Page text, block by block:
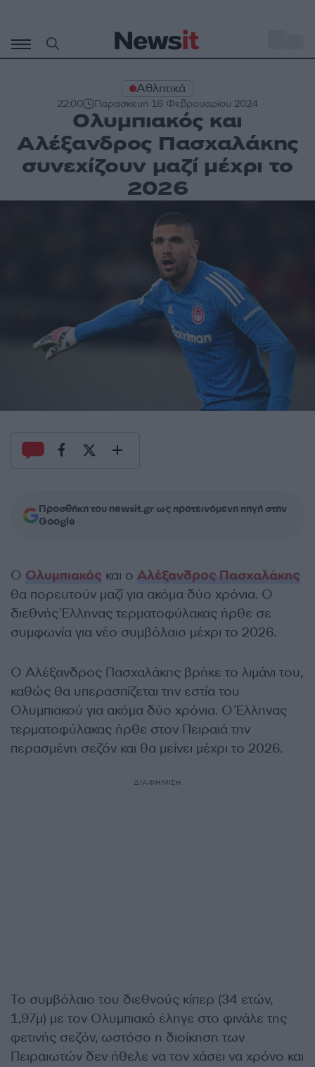
περιεχόμενο
Αθλητικά
22:00 Παρασκευή 16 Φεβρουαρίου 2024
Ολυμπιακός και
Αλέξανδρος Πασχαλάκης
συνεχίζουν μαζί μέχρι το
2026
Προσθήκη του newsit.gr ως προτεινόμενη πηγή στην
Google
Ο Ολυμπιακός και ο Αλέξανδρος Πασχαλάκης
θα πορευτούν μαζί για ακόμα δύο χρόνια. Ο
διεθνής Έλληνας τερματοφύλακας ήρθε σε
συμφωνία για νέο συμβόλαιο μέχρι το 2026.
Ο Αλέξανδρος Πασχαλάκης βρήκε το λιμάνι του,
καθώς θα υπερασπίζεται την εστία του
Ολυμπιακού για ακόμα δύο χρόνια. Ο Έλληνας
τερματοφύλακας ήρθε στον Πειραιά την
περασμένη σεζόν και θα μείνει μέχρι το 2026.
ΔΙΑΦΗΜΙΣΗ
Το συμβόλαιο του διεθνούς κίπερ (34 ετών,
1,97μ) με τον Ολυμπιακό έληγε στο φινάλε της
φετινής σεζόν, ωστόσο η διοίκηση των
Πειραιωτών δεν ήθελε να τον χάσει να χρόνο και